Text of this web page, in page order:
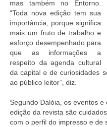
mas também no Entorno.
“Toda nova edição tem sua
importância, porque significa
mais um fruto de trabalho e
esforço desempenhado para
que as informações a
respeito da agenda cultural
da capital e de curiosidades
ao público leitor”, diz.
Segundo Dalóia, os eventos
edição da revista são
com o perfil do impresso e de